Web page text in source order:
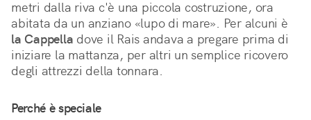
metri dalla riva c'è una piccola costruzione, ora
la Cappella dove il Rais andava a pregare prima di
iniziare la mattanza, per altri un semplice ricovero
degli attrezzi della tonnara.
Perché è speciale